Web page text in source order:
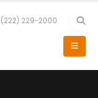
(222) 229-2000